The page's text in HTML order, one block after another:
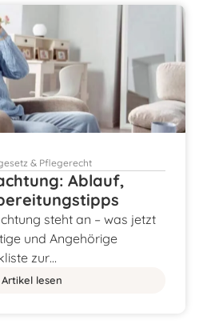
& Pflegerecht
Ablauf,
steht an – was jetzt
und Angehörige
zur…
Artikel lesen